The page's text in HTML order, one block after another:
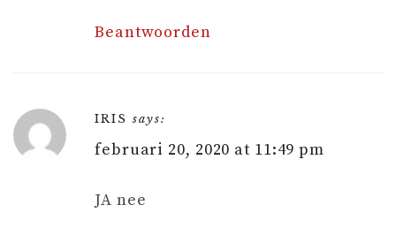
Beantwoorden
IRIS says:
februari 20, 2020 at 11:49 pm
JA nee